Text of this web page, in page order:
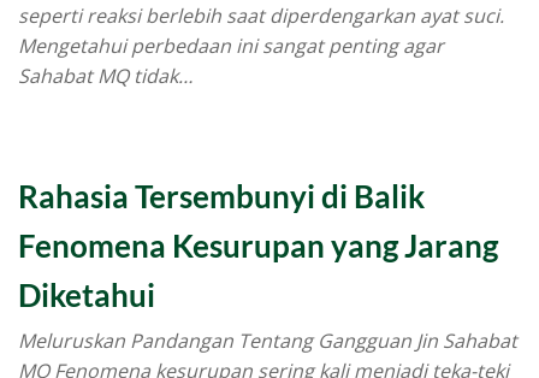
seperti reaksi berlebih saat diperdengarkan ayat suci.
Mengetahui perbedaan ini sangat penting agar
Sahabat MQ tidak…
Rahasia Tersembunyi di Balik
Fenomena Kesurupan yang Jarang
Diketahui
Meluruskan Pandangan Tentang Gangguan Jin Sahabat
MQ Fenomena kesurupan sering kali menjadi teka-teki